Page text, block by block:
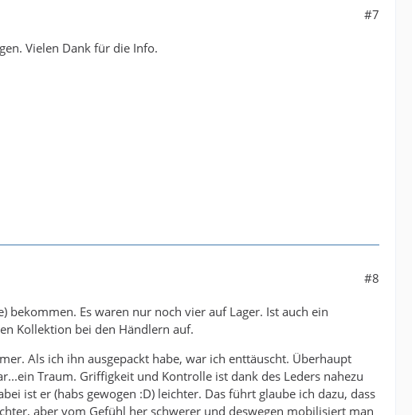
#7
Vielen Dank für die Info.
#8
bekommen. Es waren nur noch vier auf Lager. Ist auch ein
Kollektion bei den Händlern auf.
Als ich ihn ausgepackt habe, war ich enttäuscht. Überhaupt
Traum. Griffigkeit und Kontrolle ist dank des Leders nahezu
ist er (habs gewogen :D) leichter. Das führt glaube ich dazu, dass
aber vom Gefühl her schwerer und deswegen mobilisiert man